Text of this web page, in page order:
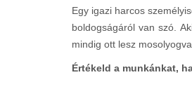
Egy igazi harcos
boldogságáról van szó.
mindig ott lesz
Értékeld a munkánkat,